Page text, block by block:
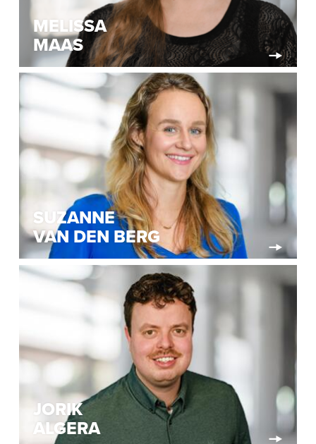
MELISSA
MAAS
SUZANNE
VAN DEN BERG
JORIK
ALGERA